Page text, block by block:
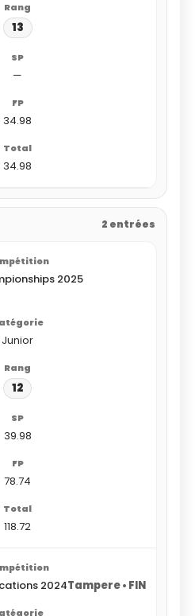
13
—
34.98
34.98
2 entrées
2025
Junior
12
39.98
78.74
118.72
2024Tampere • FIN